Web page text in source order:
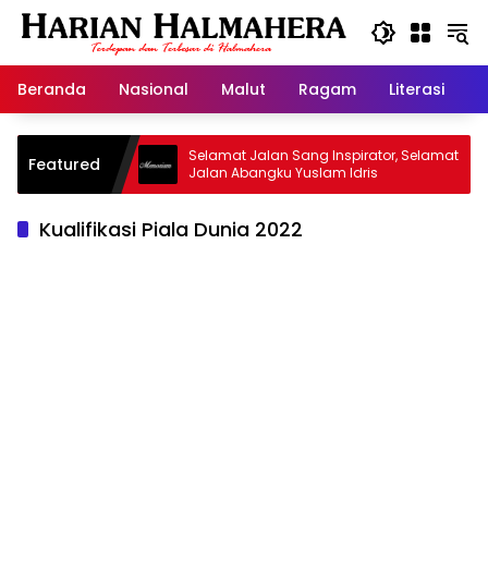
Langsung
Beranda
Nasional Malut Ragam Literasi
Featured
Warisan
Selamat Jalan Sang Inspirator, Selamat
Jalan Abangku Yuslam Idris
Kualifikasi Piala Dunia 2022